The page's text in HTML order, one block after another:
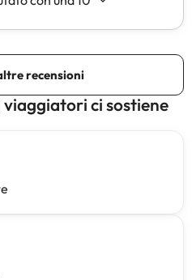
ci sostiene